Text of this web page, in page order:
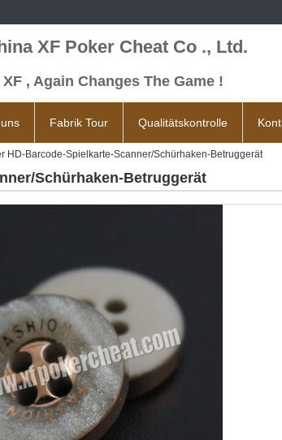
XF Poker Cheat Co ., Ltd.
XF , Again Changes The Game !
Fabrik Tour Qualitätskontrolle
HD-Barcode-Spielkarte-Scanner/Schürhaken-Betruggerät
Schürhaken-Betruggerät